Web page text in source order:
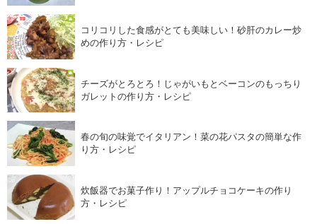
コリコリした食感がとても美味しい！砂肝のカレー炒
めの作り方・レシピ
チーズがとろとろ！じゃがいもとベーコンのもっちり
ガレットの作り方・レシピ
春の旬の味覚でイタリアン！菜の花パスタの簡単な作
り方・レシピ
炊飯器でお菓子作り！アップルチョコケーキの作り
方・レシピ